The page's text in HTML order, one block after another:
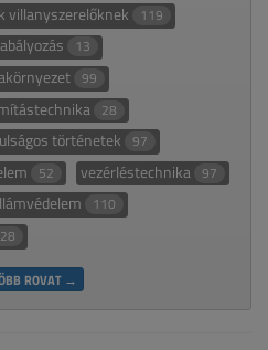
villanyszerelőknek 119
13
99
28
történetek 97
52 vezérléstechnika 97
110
28
ROVAT →